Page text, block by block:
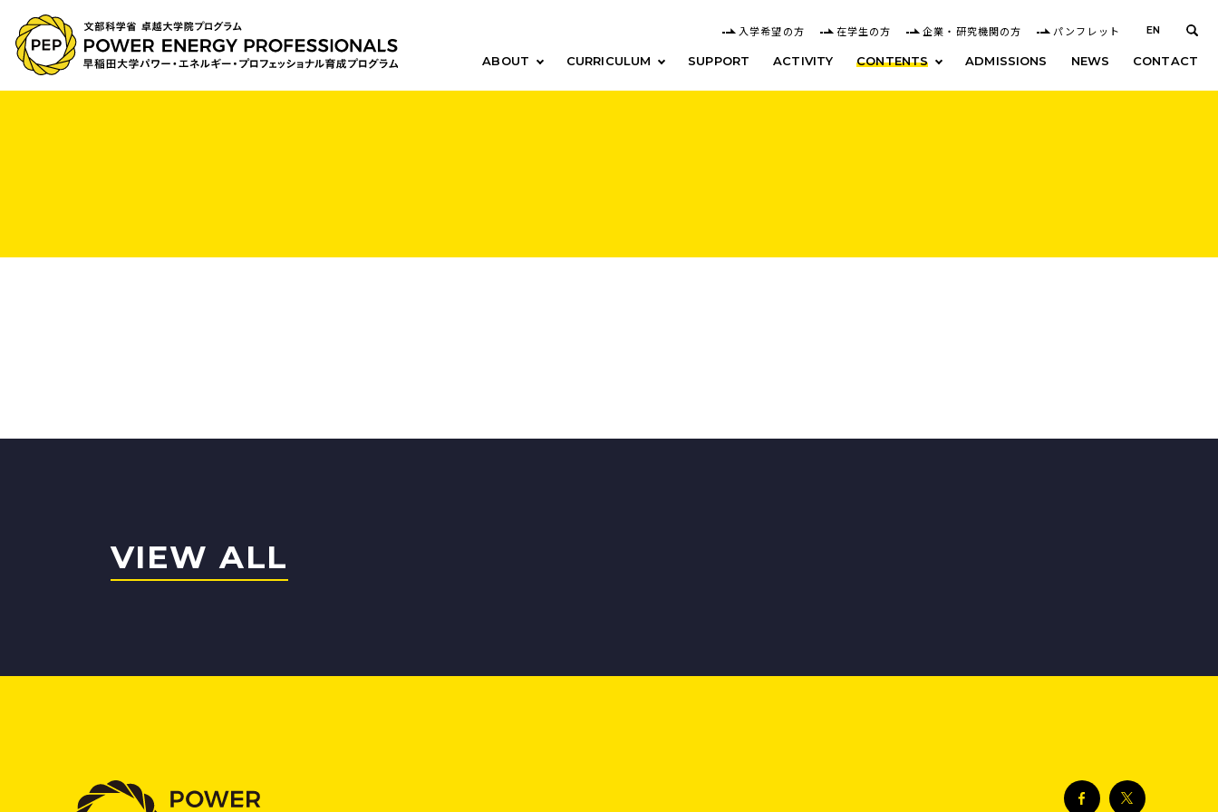
入学希望の方 在学生の方 企業・研究機関の方 パンフレット EN
ABOUT CURRICULUM SUPPORT ACTIVITY CONTENTS ADMISSIONS NEWS CONTACT
VIEW ALL